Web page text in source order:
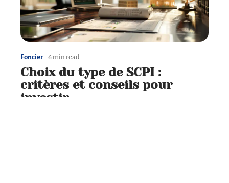
Foncier 6 min read
Choix du type de SCPI :
critères et conseils pour
investir